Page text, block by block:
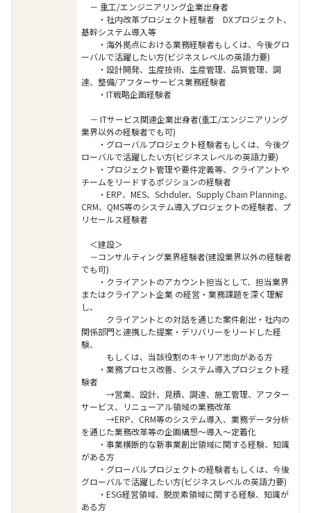
－ 重工/エンジニアリング企業出身者
・社内改革プロジェクト経験者 DXプロジェクト、
基幹システム導入等
・海外拠点における業務経験者もしくは、今後グロ
ーバルで活躍したい方(ビジネスレベルの英語力要)
・設計開発、生産技術、生産管理、品質管理、調
達、整備/アフターサービス業務経験者
・IT戦略企画経験者
－ ITサービス関連企業出身者(重工/エンジニアリング
業界以外の経験者でも可)
・グローバルプロジェクト経験者もしくは、今後グ
ローバルで活躍したい方(ビジネスレベルの英語力要)
・プロジェクト管理や要件定義等、クライアントや
チームをリードするポジションの経験者
・ERP、MES、Schduler、Supply Chain Planning、
CRM、QMS等のシステム導入プロジェクトの経験者、プ
リセールス経験者
＜建設＞
－コンサルティング業界経験者(建設業界以外の経験者
でも可)
・クライアントのアカウント担当として、担当業界
またはクライアント企業 の経営・業務課題を深く理解
し、
クライアントとの対話を通じた案件創出・社内の
関係部門と連携した提案・デリバリーをリードした経
験、
もしくは、当該役割のキャリア志向がある方
・業務プロセス改善、システム導入プロジェクト経
験者
→営業、設計、見積、調達、施工管理、アフター
サービス、リニューアル領域の業務改革
→ERP、CRM等のシステム導入、業務データ分析
を通じた業務改革等の企画構想～導入～定着化
・事業横断的な新事業創出領域に関する経験、知識
がある方
・グローバルプロジェクトの経験者もしくは、今後
グローバルで活躍したい方(ビジネスレベルの英語力要)
・ESG経営領域、脱炭素領域に関する経験、知識が
ある方